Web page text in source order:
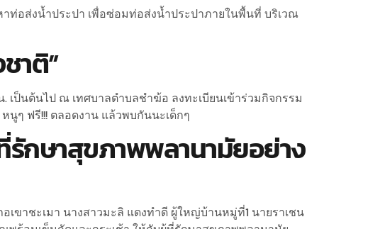
อส่งน้ำประปา เพื่อซ่อมท่อส่งน้ำประปาภายในพื้นที่ บริเวณ
าติ”
. เป็นต้นไป ณ เทศบาลตำบลชำฆ้อ ลงทะเบียนเข้าร่วมกิจกรรม
นูๆ ฟรี!!! ตลอดงาน แล้วพบกันนะเด็กๆ
รักษาสุขภาพพลานามัยอย่าง
ขาชะเมา นางสาวมะลิ แดงทำดี ผู้ใหญ่บ้านหมู่ที่1 นายราเชน